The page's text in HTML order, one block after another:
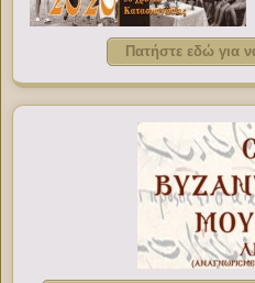
Πατήστε εδώ για